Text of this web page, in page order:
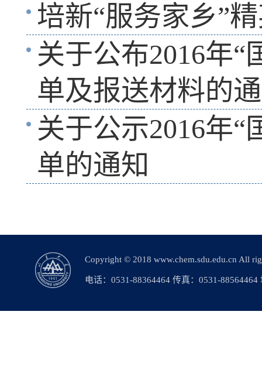
培新“服务家乡”
关于公布2016年
单及报送材料的
关于公示2016年
单的通知
Copyright © 2018 www.chem.sdu.edu.cn All
电话：0531-88364464 传真：0531-